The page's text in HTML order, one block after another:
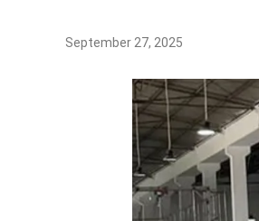
September 27, 2025